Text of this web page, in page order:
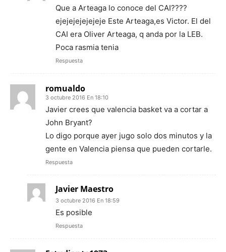
Que a Arteaga lo conoce del CAI????
ejejejejejejeje Este Arteaga,es Victor. El del
CAI era Oliver Arteaga, q anda por la LEB.
Poca rasmia tenia
Respuesta
romualdo
3 octubre 2016 En 18:10
Javier crees que valencia basket va a cortar a
John Bryant?
Lo digo porque ayer jugo solo dos minutos y la
gente en Valencia piensa que pueden cortarle.
Respuesta
Javier Maestro
3 octubre 2016 En 18:59
Es posible
Respuesta